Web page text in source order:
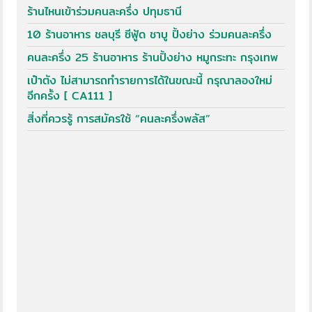
ร้านไหนเข้าร่วมคนละครึ่ง ปทุมธานี
10 ร้านอาหาร ชลบุรี ซีฟู้ด ชาบู ปิ้งย่าง ร่วมคนละครึ่ง
คนละครึ่ง 25 ร้านอาหาร ร้านปิ้งย่าง หมูกระทะ กรุงเทพ
เป๋าตัง ไม่สามารถทำรายการได้ในขณะนี้ กรุณาลองใหม่
อีกครั้ง [ CA111 ]
สิ่งที่ควรรู้ การสมัครใช้ “คนละครึ่งพลัส”